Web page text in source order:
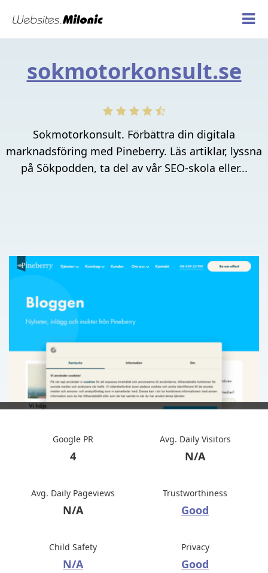
sokmotorkonsult.se
Sokmotorkonsult. Förbättra din digitala
marknadsföring med Pineberry. Läs artiklar, lyssna
på Sökpodden, ta del av vår SEO-skola eller...
Google PR
4
Avg. Daily Visitors
N/A
Avg. Daily Pageviews
N/A
Trustworthiness
Good
Child Safety
N/A
Privacy
Good